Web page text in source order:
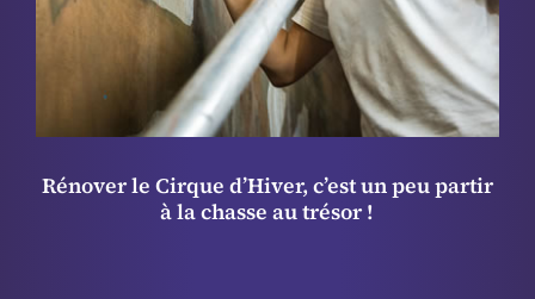
Hommage à Émilien Bouglione